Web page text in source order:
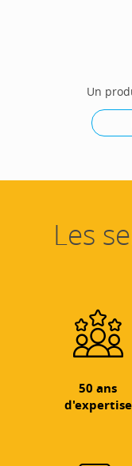
Un
Les
50 ans
d'expertise